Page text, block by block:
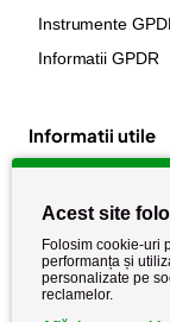
Instrumente
Informatii GPDR
Informatii utile
Politica de cookie
Acest site
Folosim cookie-uri
performanța și
personalizate pe
reclamelor.